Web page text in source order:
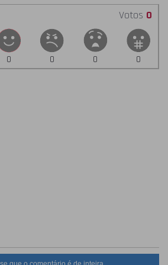
Votos 0
0 0 0 0